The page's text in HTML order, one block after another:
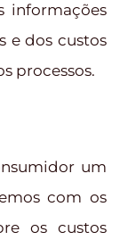
informações
e dos custos
processos.
um
com os
os custos